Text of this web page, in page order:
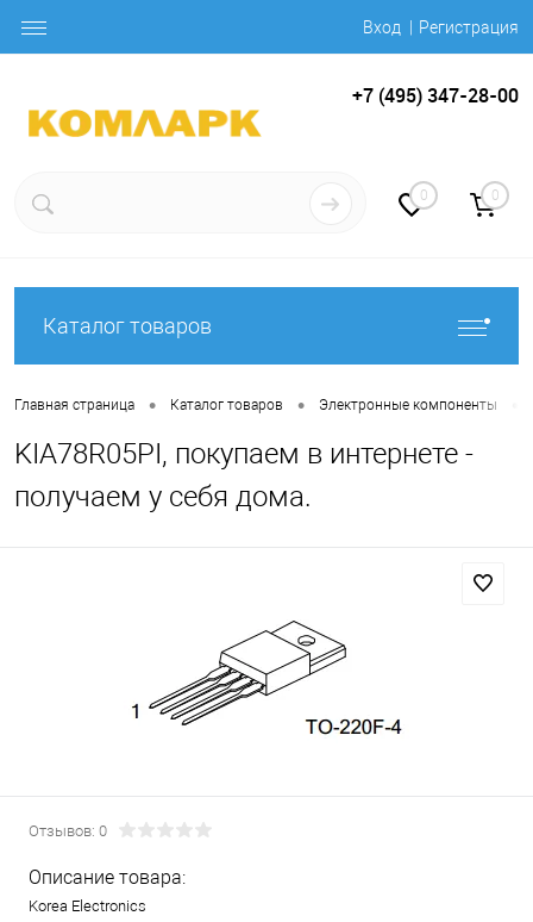
Вход Регистрация
+7 (495) 347-28-00
0 0
Каталог товаров
Главная страница • Каталог товаров • Электронные компоненты
KIA78R05PI, покупаем в интернете -
получаем у себя дома.
Отзывов: 0
Описание товара:
Korea Electronics